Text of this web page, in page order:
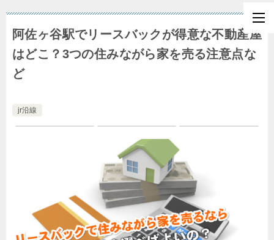
阿佐ヶ谷駅でリースバックが得意な不動産屋
はどこ？3つの住みながら家を売る注意点な
ど
jr沿線